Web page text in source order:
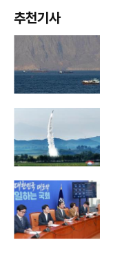
추천기사